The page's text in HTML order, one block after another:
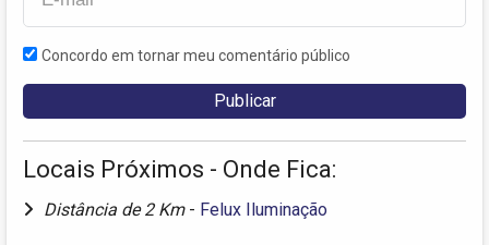
Concordo em tornar meu comentário público
Locais Próximos - Onde Fica:
Distância de 2 Km - Felux Iluminação